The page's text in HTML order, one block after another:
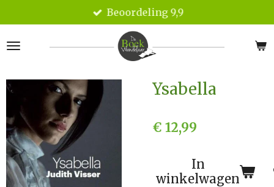
direct
naar
Beoordeling 9,9
Ysabella
€ 12,99
In
winkelwagen